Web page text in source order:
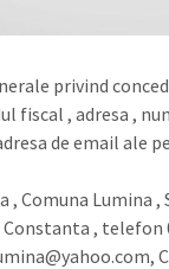
privind
fiscal , adresa ,
de email ale
, Comuna Lumina ,
Constanta , telefon